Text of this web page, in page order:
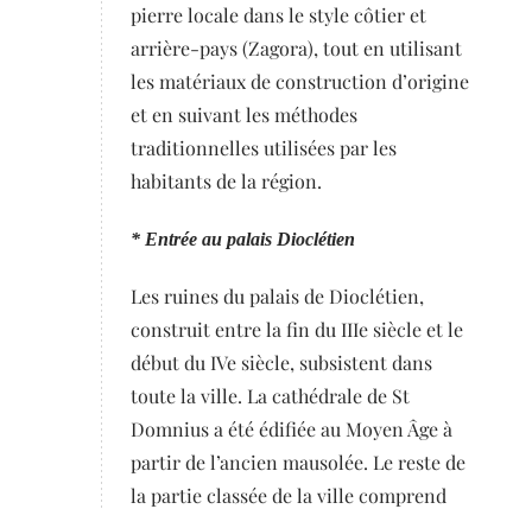
pierre locale dans le style côtier et
arrière-pays (Zagora), tout en utilisant
les matériaux de construction d’origine
et en suivant les méthodes
traditionnelles utilisées par les
habitants de la région.
* Entrée au palais Dioclétien
Les ruines du palais de Dioclétien,
construit entre la fin du IIIe siècle et le
début du IVe siècle, subsistent dans
toute la ville. La cathédrale de St
Domnius a été édifiée au Moyen Âge à
partir de l’ancien mausolée. Le reste de
la partie classée de la ville comprend